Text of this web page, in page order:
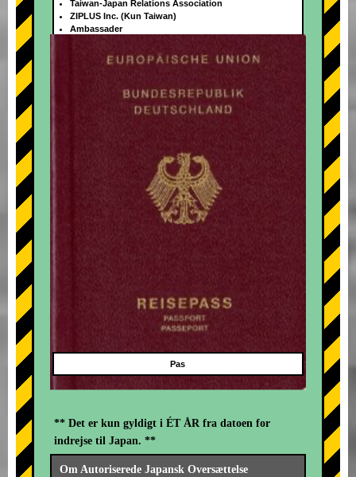
+
Taiwan-Japan Relations Association
ZIPLUS Inc. (Kun Taiwan)
Ambassader
Pas
** Det er kun gyldigt i ÉT ÅR fra datoen for
indrejse til Japan. **
Om Autoriserede Japansk Oversættelse